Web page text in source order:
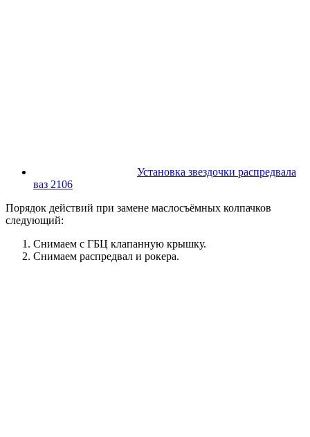
Установка звездочки распредвала
ваз 2106
Порядок действий при замене маслосъёмных колпачков
следующий:
Снимаем с ГБЦ клапанную крышку.
Снимаем распредвал и рокера.